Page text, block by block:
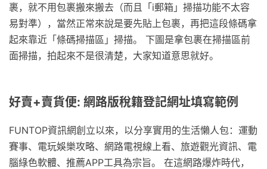
裹，就不用包裹搬來搬去（而且「i郵箱」掃描功能不太容
易對準），當然正常來說是要先貼上包裹，再把這段條碼拿
起來靠近「條碼掃描區」掃描。 下圖是拿包裹在掃描區前
面掃描，拍起來不是很清楚，大家知道意思就好。
好賣+賣貨便: 網路版稅籍登記網址填寫範例
FUNTOP資訊網創立以來，以分享實用的生活懶人包：運動
賽事、電玩娛樂攻略、網路電視線上看、旅遊觀光資訊、電
腦綠色軟體、推薦APP工具為宗旨。 在這網路爆炸時代，